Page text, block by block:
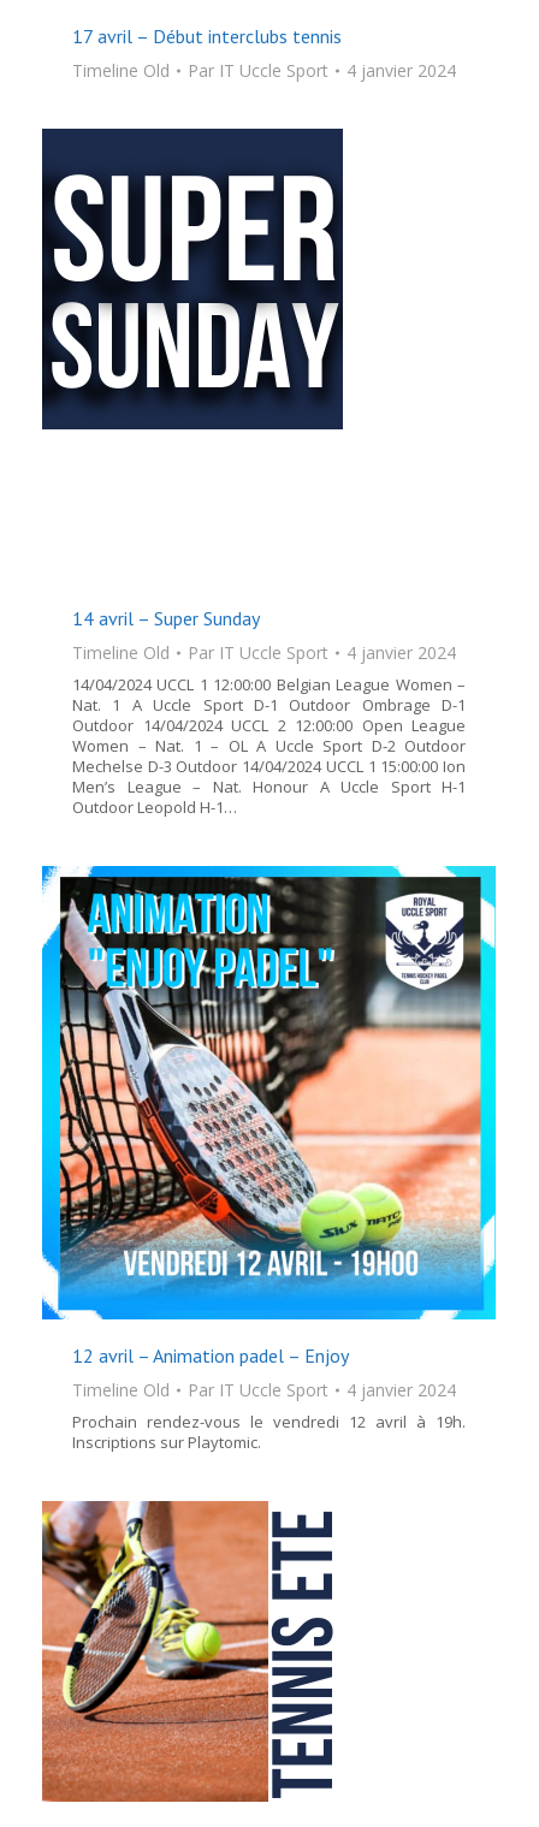
17 avril – Début interclubs tennis
Timeline Old Par IT Uccle Sport 4 janvier 2024
14 avril – Super Sunday
Timeline Old Par IT Uccle Sport 4 janvier 2024
14/04/2024 UCCL 1 12:00:00 Belgian League Women –
Nat. 1 A Uccle Sport D-1 Outdoor Ombrage D-1
Outdoor 14/04/2024 UCCL 2 12:00:00 Open League
Women – Nat. 1 – OL A Uccle Sport D-2 Outdoor
Mechelse D-3 Outdoor 14/04/2024 UCCL 1 15:00:00 Ion
Men’s League – Nat. Honour A Uccle Sport H-1
Outdoor Leopold H-1…
12 avril – Animation padel – Enjoy
Timeline Old Par IT Uccle Sport 4 janvier 2024
Prochain rendez-vous le vendredi 12 avril à 19h.
Inscriptions sur Playtomic.